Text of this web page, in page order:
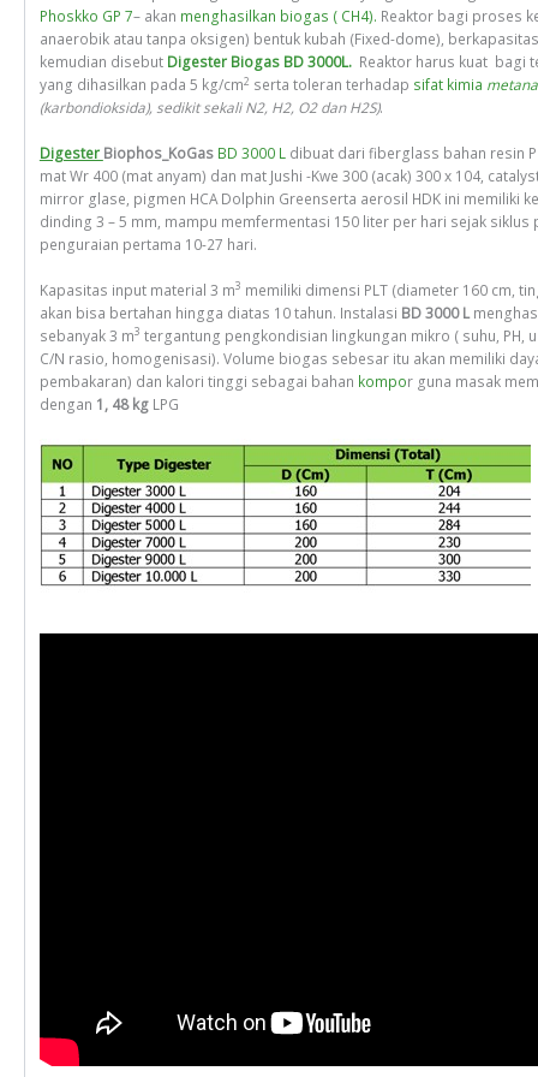
Phoskko GP 7– akan menghasilkan biogas ( CH4). Reaktor bagi proses
anaerobik atau tanpa oksigen) bentuk kubah (Fixed-dome),
kemudian disebut Digester Biogas BD 3000L. Reaktor harus kuat bagi
yang dihasilkan pada 5 kg/cm2 serta toleran terhadap sifat kimia metana
(karbondioksida), sedikit sekali N2, H2, O2 dan H2S).
Digester Biophos_KoGas BD 3000 L dibuat dari fiberglass bahan resin
mat Wr 400 (mat anyam) dan mat Jushi -Kwe 300 (acak) 300 x 104,
mirror glase, pigmen HCA Dolphin Greenserta aerosil HDK ini memiliki
dinding 3 – 5 mm, mampu memfermentasi 150 liter per hari sejak siklus
penguraian pertama 10-27 hari.
Kapasitas input material 3 m3 memiliki dimensi PLT (diameter 160 cm,
akan bisa bertahan hingga diatas 10 tahun. Instalasi BD 3000 L
sebanyak 3 m3 tergantung pengkondisian lingkungan mikro ( suhu, PH,
C/N rasio, homogenisasi). Volume biogas sebesar itu akan memiliki
pembakaran) dan kalori tinggi sebagai bahan kompor guna masak
dengan 1, 48 kgLPG